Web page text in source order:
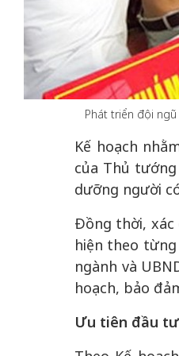
Phát triển đội
Kế hoạch
của Thủ
dưỡng người
Đồng thời, xác
hiện theo
ngành và
hoạch, bảo
Ưu tiên đầu
Hà Nội vững
không gian phát
mới - Kỳ 5: Thủ
lăng kính số